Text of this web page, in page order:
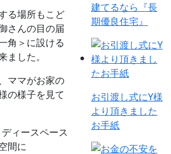
る場所もこど
さんの目の届
角＞に設ける
ました。
ママがお家の
の様子を見て
ィースペース
間に
建てるなら『長
期優良住宅』
お引渡し式にY様
より頂きました
お手紙